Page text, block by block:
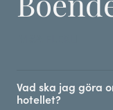
Vad ska jag göra
hotellet?